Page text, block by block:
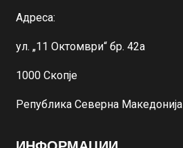
Адреса:
ул. „11 Октомври“ бр. 42а
1000 Скопје
Република Северна Македонија